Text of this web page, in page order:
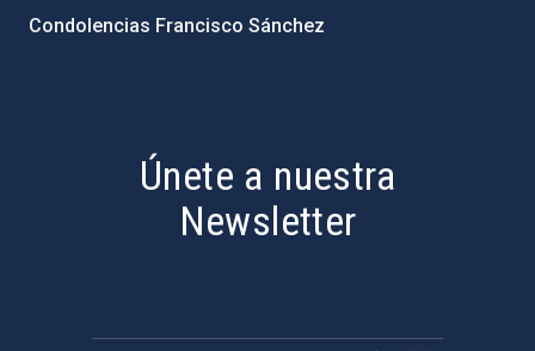
Condolencias Francisco Sánchez
Únete a nuestra
Newsletter